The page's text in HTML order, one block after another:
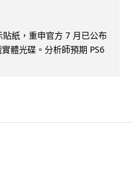
紙，重申官方 7 月已公布
體光碟。分析師預期 PS6